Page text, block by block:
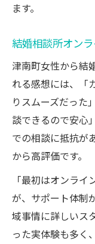
ます。
結婚相談所オン
津南町女性から結
れる感想には、「
りスムーズだった
談できるので安心
での相談に抵抗が
から高評価です。
「最初はオンラ
が、サポート体制
域事情に詳しいス
った実体験も多く